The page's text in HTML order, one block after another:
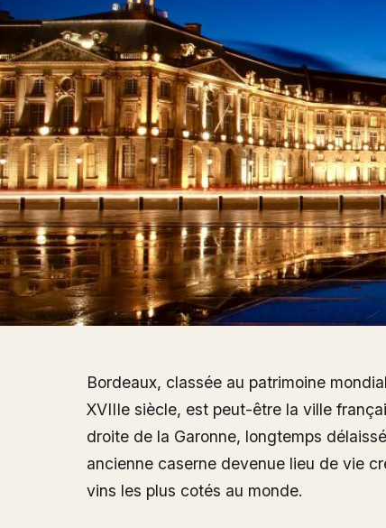
Bordeaux, classée au patrimoine
XVIIIe siècle, est peut-être la ville
droite de la Garonne, longtemps
ancienne caserne devenue lieu de vie
vins les plus cotés au monde.